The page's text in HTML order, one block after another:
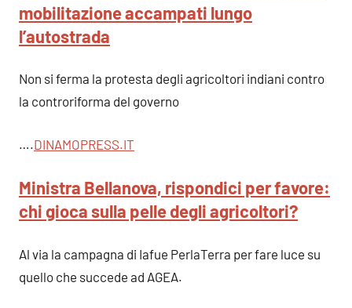
mobilitazione accampati lungo
l’autostrada
Non si ferma la protesta degli agricoltori indiani contro
la controriforma del governo
….DINAMOPRESS.IT
Ministra Bellanova, rispondici per favore:
chi gioca sulla pelle degli agricoltori?
Al via la campagna di Iafue PerlaTerra per fare luce su
quello che succede ad AGEA.